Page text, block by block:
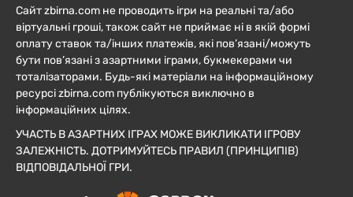
Сайт zbirna.com не проводить ігри на реальні та/або
віртуальні гроші, також сайт не приймає ні в якій формі
оплату ставок та/інших платежів, які пов’язані/можуть
бути пов’язані з азартними іграми, букмекерами чи
тоталізаторами. Будь-які матеріали на інформаційному
ресурсі zbirna.com публікуються виключно в
інформаційних цілях.
УЧАСТЬ В АЗАРТНИХ ІГРАХ МОЖЕ ВИКЛИКАТИ ІГРОВУ
ЗАЛЕЖНІСТЬ. ДОТРИМУЙТЕСЬ ПРАВИЛ (ПРИНЦИПІВ)
ВІДПОВІДАЛЬНОЇ ГРИ.